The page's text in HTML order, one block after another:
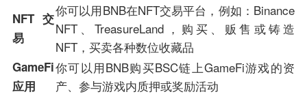
NFT交
易
你可以用BNB在NFT交易平台，例如：Binance
NFT、TreasureLand，购买、贩售或铸造
NFT，买卖各种数位收藏品
GameFi
应用
你可以用BNB购买BSC链上GameFi游戏的资
产、参与游戏内质押或奖励活动